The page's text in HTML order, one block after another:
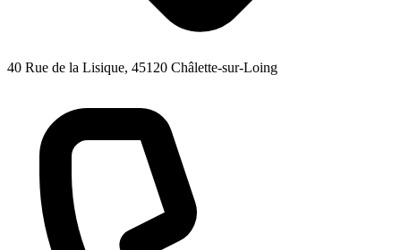
40 Rue de la Lisique, 45120 Châlette-sur-Loing